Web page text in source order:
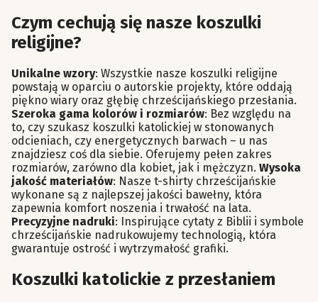
Czym cechują się nasze koszulki
religijne?
Unikalne wzory: Wszystkie nasze koszulki religijne
powstają w oparciu o autorskie projekty, które oddają
piękno wiary oraz głębię chrześcijańskiego przesłania.
Szeroka gama kolorów i rozmiarów: Bez względu na
to, czy szukasz koszulki katolickiej w stonowanych
odcieniach, czy energetycznych barwach – u nas
znajdziesz coś dla siebie. Oferujemy pełen zakres
rozmiarów, zarówno dla kobiet, jak i mężczyzn. Wysoka
jakość materiałów: Nasze t-shirty chrześcijańskie
wykonane są z najlepszej jakości bawełny, która
zapewnia komfort noszenia i trwałość na lata.
Precyzyjne nadruki: Inspirujące cytaty z Biblii i symbole
chrześcijańskie nadrukowujemy technologią, która
gwarantuje ostrość i wytrzymałość grafiki.
Koszulki katolickie z przesłaniem